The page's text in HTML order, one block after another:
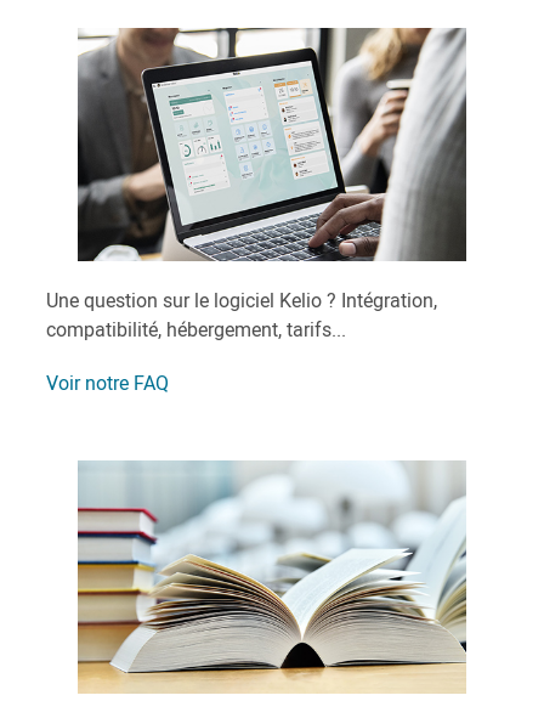
Une question sur le logiciel Kelio ? Intégration,
compatibilité, hébergement, tarifs...
Voir notre FAQ